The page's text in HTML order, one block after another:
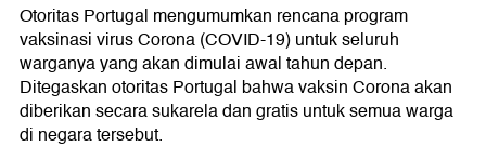
Otoritas Portugal mengumumkan rencana program
vaksinasi virus Corona (COVID-19) untuk seluruh
warganya yang akan dimulai awal tahun depan.
Ditegaskan otoritas Portugal bahwa vaksin Corona akan
diberikan secara sukarela dan gratis untuk semua warga
di negara tersebut.